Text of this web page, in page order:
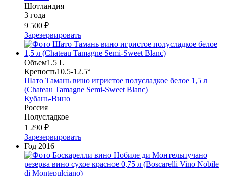
Шотландия
3 года
9 500 ₽
Зарезервировать
Объем1.5 L
Крепость10.5-12.5°
Шато Тамань вино игристое полусладкое белое 1,5 л
(Chateau Tamagne Semi-Sweet Blanc)
Кубань-Вино
Россия
Полусладкое
1 290 ₽
Зарезервировать
Год 2016